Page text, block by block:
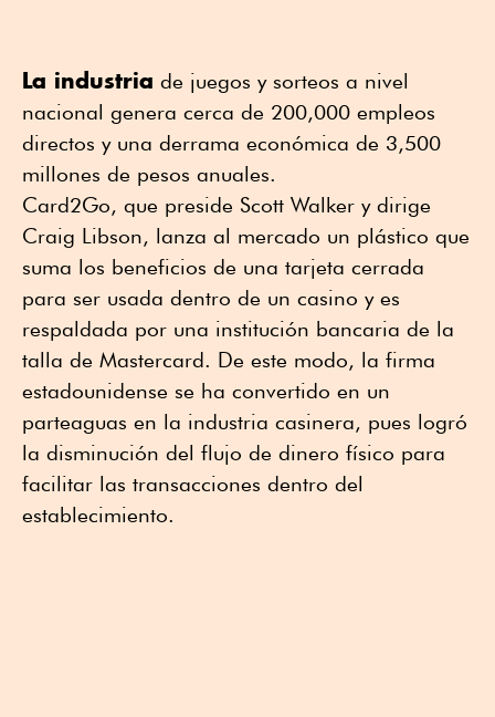
La industria de juegos y sorteos a nivel
nacional genera cerca de 200,000 empleos
directos y una derrama económica de 3,500
millones de pesos anuales.
Card2Go, que preside Scott Walker y dirige
Craig Libson, lanza al mercado un plástico que
suma los beneficios de una tarjeta cerrada
para ser usada dentro de un casino y es
respaldada por una institución bancaria de la
talla de Mastercard. De este modo, la firma
estadounidense se ha convertido en un
parteaguas en la industria casinera, pues logró
la disminución del flujo de dinero físico para
facilitar las transacciones dentro del
establecimiento.